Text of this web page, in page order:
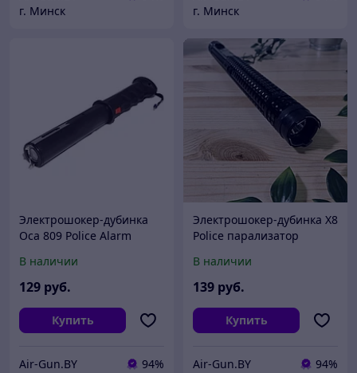
г. Минск
г. Минск
Электрошокер-дубинка
Оса 809 Police Alarm
В наличии
129 руб.
Купить
Air-Gun.BY
94%
Электрошокер-дубинка X8
Police парализатор
В наличии
139 руб.
Купить
Air-Gun.BY
94%